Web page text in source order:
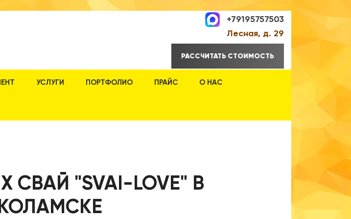
+79195757503
Лесная, д. 29
РАССЧИТАТЬ СТОИМОСТЬ
УСЛУГИ ПОРТФОЛИО ПРАЙС О НАС
"SVAI-LOVE" В